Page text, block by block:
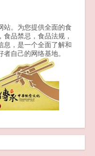
食品安全国家标准 食
新版发布
站。为您提供全面的食
品禁忌，食品法规，
息，是一个全面了解和
自己的网络基地。